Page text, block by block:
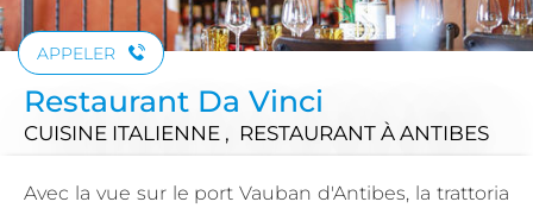
APPELER
Restaurant Da Vinci
CUISINE ITALIENNE , RESTAURANT À ANTIBES
Avec la vue sur le port Vauban d'Antibes, la trattoria